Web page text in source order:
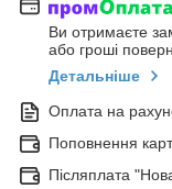
Ви отримаєте
або гроші
Детальніше
Оплата на
Поповнення
Післяплата